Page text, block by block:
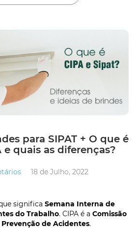
para SIPAT + O que é
e quais as diferenças?
18 de Julho, 2022
significa Semana Interna de
do Trabalho. CIPA é a Comissão
de Acidentes.